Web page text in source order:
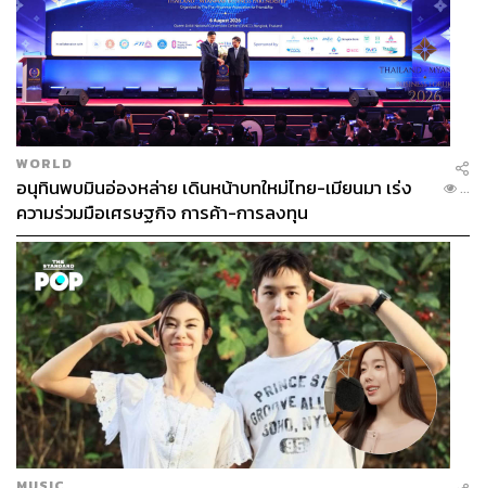
WORLD
อนุทินพบมินอ่องหล่าย เดินหน้าบทใหม่ไทย-เมียนมา เร่ง
ความร่วมมือเศรษฐกิจ การค้า-การลงทุน
...